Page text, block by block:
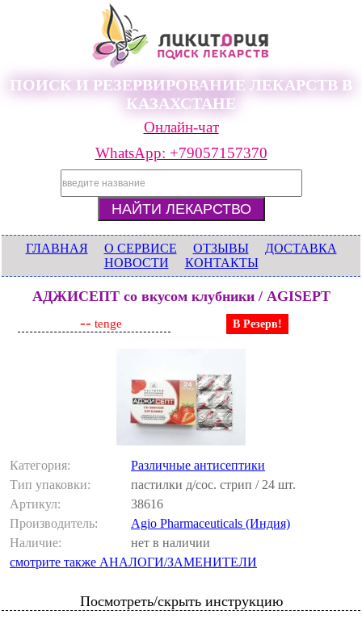
ПОИСК И РЕЗЕРВИРОВАНИЕ ЛЕКАРСТВ В
КАЗАХСТАНЕ
Онлайн-чат
WhatsApp: +79057157370
ГЛАВНАЯ О СЕРВИСЕ ОТЗЫВЫ
ДОСТАВКА
НОВОСТИ
КОНТАКТЫ
АДЖИСЕПТ со вкусом клубники / AGISEPT
-- tenge В Резерв!
Категория:
Различные антисептики
Тип упаковки:
пастилки д/сос. стрип / 24 шт.
Артикул:
38616
Производитель:
Agio Pharmaceuticals (Индия)
Наличие:
нет в наличии
смотрите также АНАЛОГИ/ЗАМЕНИТЕЛИ
Посмотреть/скрыть инструкцию